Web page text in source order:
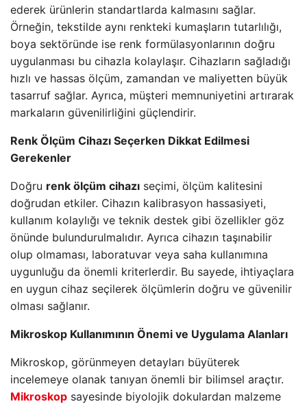
ederek ürünlerin standartlarda kalmasını sağlar.
Örneğin, tekstilde aynı renkteki kumaşların tutarlılığı,
boya sektöründe ise renk formülasyonlarının doğru
uygulanması bu cihazla kolaylaşır. Cihazların sağladığı
hızlı ve hassas ölçüm, zamandan ve maliyetten büyük
tasarruf sağlar. Ayrıca, müşteri memnuniyetini artırarak
markaların güvenilirliğini güçlendirir.
Renk Ölçüm Cihazı Seçerken Dikkat Edilmesi
Gerekenler
Doğru renk ölçüm cihazı seçimi, ölçüm kalitesini
doğrudan etkiler. Cihazın kalibrasyon hassasiyeti,
kullanım kolaylığı ve teknik destek gibi özellikler göz
önünde bulundurulmalıdır. Ayrıca cihazın taşınabilir
olup olmaması, laboratuvar veya saha kullanımına
uygunluğu da önemli kriterlerdir. Bu sayede, ihtiyaçlara
en uygun cihaz seçilerek ölçümlerin doğru ve güvenilir
olması sağlanır.
Mikroskop Kullanımının Önemi ve Uygulama Alanları
Mikroskop, görünmeyen detayları büyüterek
incelemeye olanak tanıyan önemli bir bilimsel araçtır.
Mikroskop sayesinde biyolojik dokulardan malzeme